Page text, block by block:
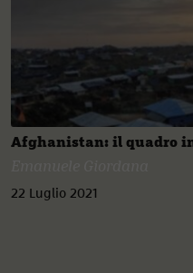
Afghanistan: il quadro
22 Luglio 2021